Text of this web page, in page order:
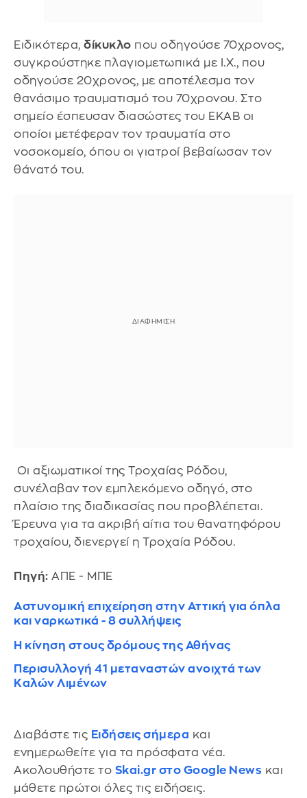
Ειδικότερα, δίκυκλο που οδηγούσε 70χρονος,
συγκρούστηκε πλαγιομετωπικά με Ι.Χ., που
οδηγούσε 20χρονος, με αποτέλεσμα τον
θανάσιμο τραυματισμό του 70χρονου. Στο
σημείο έσπευσαν διασώστες του ΕΚΑΒ οι
οποίοι μετέφεραν τον τραυματία στο
νοσοκομείο, όπου οι γιατροί βεβαίωσαν τον
θάνατό του.
Οι αξιωματικοί της Τροχαίας Ρόδου,
συνέλαβαν τον εμπλεκόμενο οδηγό, στο
πλαίσιο της διαδικασίας που προβλέπεται.
Έρευνα για τα ακριβή αίτια του θανατηφόρου
τροχαίου, διενεργεί η Τροχαία Ρόδου.
Πηγή: ΑΠΕ - ΜΠΕ
Αστυνομική επιχείρηση στην Αττική για όπλα
και ναρκωτικά - 8 συλλήψεις
Η κίνηση στους δρόμους της Αθήνας
Περισυλλογή 41 μεταναστών ανοιχτά των
Καλών Λιμένων
Διαβάστε τις Ειδήσεις σήμερα και
ενημερωθείτε για τα πρόσφατα νέα.
Ακολουθήστε το Skai.gr στο Google News και
μάθετε πρώτοι όλες τις ειδήσεις.